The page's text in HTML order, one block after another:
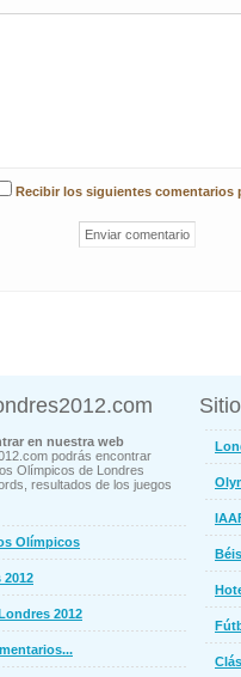
Recibir los siguientes comentarios
en nuestra web
podrás encontrar
Olímpicos de Londres
resultados de los juegos
Olímpicos
2012
2012